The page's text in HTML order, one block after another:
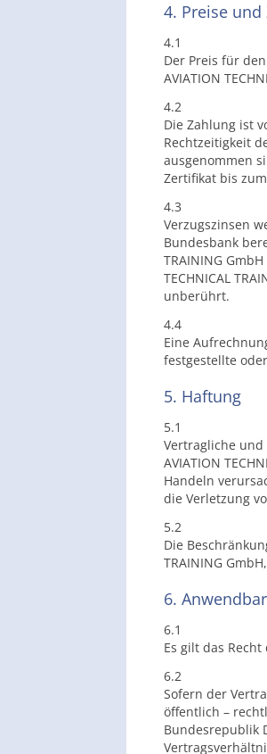
4. Preise
4.1
Der Preis für
AVIATION
4.2
Die Zahlung ist
Rechtzeitigkeit
ausgenommen
Zertifikat bis
4.3
Verzugszinsen
Bundesbank
TRAINING
TECHNICAL
unberührt.
4.4
Eine
festgestellte
5. Haftung
5.1
Vertragliche und
AVIATION
Handeln
die Verletzung
5.2
Die
TRAINING
6.
6.1
Es gilt das
6.2
Sofern der
öffentlich –
Bundesrepublik